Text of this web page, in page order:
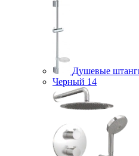
Душевые
Черный 14